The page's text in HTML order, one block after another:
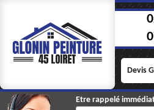
Devis
Etre rappelé